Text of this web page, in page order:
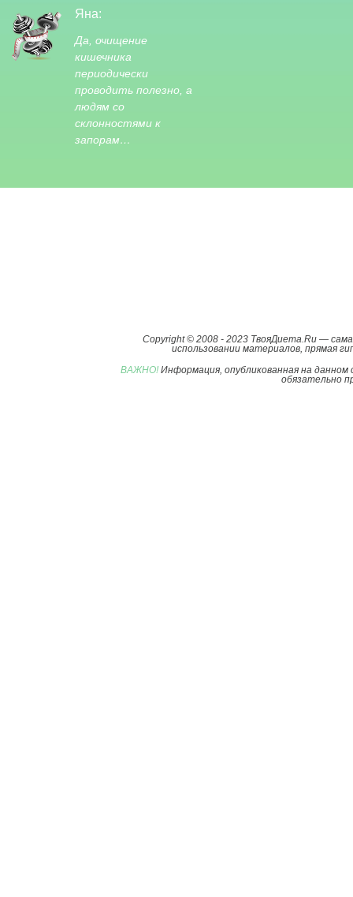
Яна:
Да, очищение
кишечника
периодически
проводить полезно, а
людям со
склонностями к
запорам…
Copyright © 2008 - 2023 ТвояДиета.Ru —
использовании материалов, прямая
ВАЖНО! Информация, опубликованная на
обязательно